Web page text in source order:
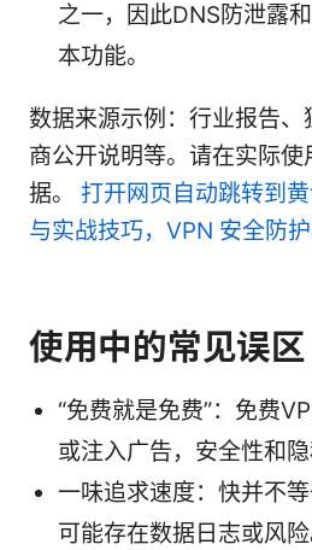
之一，因此DNS防泄露
本功能。
数据来源示例：行业报告
商公开说明等。请在实际
据。 打开网页自动跳转到
与实战技巧，VPN 安全防
使用中的常见误区
“免费就是免费”：免费
或注入广告，安全性和隐
一味追求速度：快并不
可能存在数据日志或风险